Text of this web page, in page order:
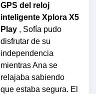
GPS del reloj
inteligente Xplora X5
Play , Sofía pudo
disfrutar de su
independencia
mientras Ana se
relajaba sabiendo
que estaba segura. El